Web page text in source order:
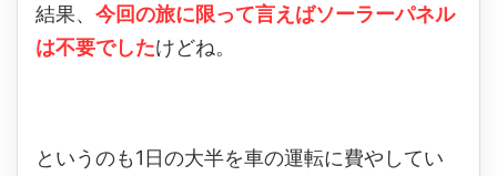
結果、 今回の旅に限って言えばソーラーパネル
は不要でしたけどね。
というのも1日の大半を車の運転に費やしてい